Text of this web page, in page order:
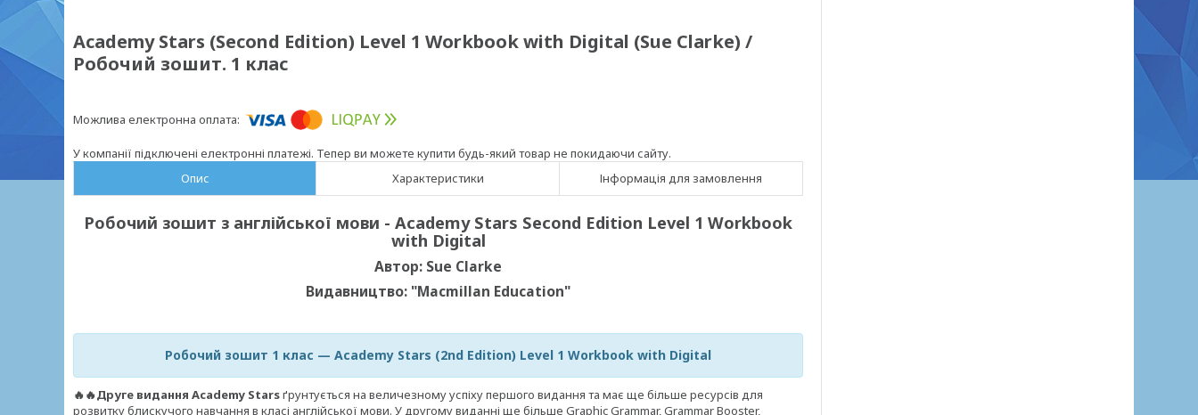
Academy Stars (Second Edition) Level 1 Workbook with Digital (Sue Clarke) /
Робочий зошит. 1 клас
У компанії підключені електронні платежі. Тепер ви можете купити будь-який товар не покидаючи сайту.
Опис
Характеристики Інформація для замовлення
Робочий зошит з англійської мови - Academy Stars Second Edition Level 1 Workbook
with Digital
Автор: Sue Clarke
Видавництво: "Macmillan Education"
Робочий зошит 1 клас — Academy Stars (2nd Edition) Level 1 Workbook with Digital
🔥🔥Друге видання Academy Starsґрунтується на величезному успіху першого видання та має ще більше ресурсів для
розвитку блискучого навчання в класі англійської мови. У другому виданні ще більше Graphic Grammar, Grammar Booster,